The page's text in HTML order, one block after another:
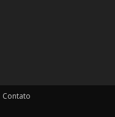
Contato